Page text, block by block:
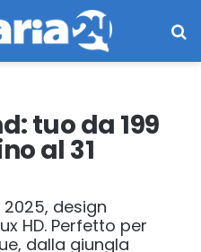
tuo da 199
al 31
design
HD. Perfetto per
dalla giungla